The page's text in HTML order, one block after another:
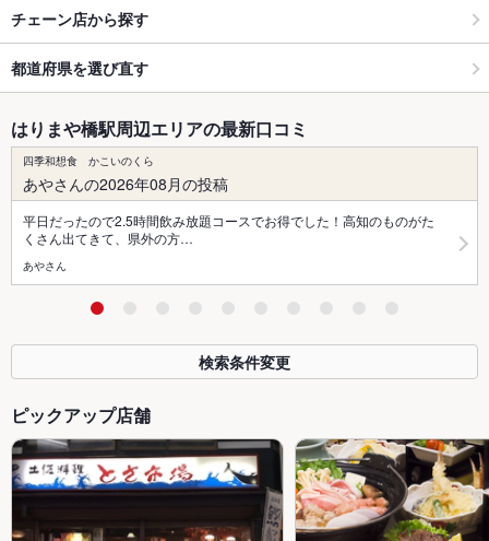
チェーン店から探す
都道府県を選び直す
はりまや橋駅周辺エリアの最新口コミ
四季和想食 かこいのくら
あやさんの2026年08月の投稿
平日だったので2.5時間飲み放題コースでお得でした！高知のものがた
くさん出てきて、県外の方…
あやさん
検索条件変更
ピックアップ店舗